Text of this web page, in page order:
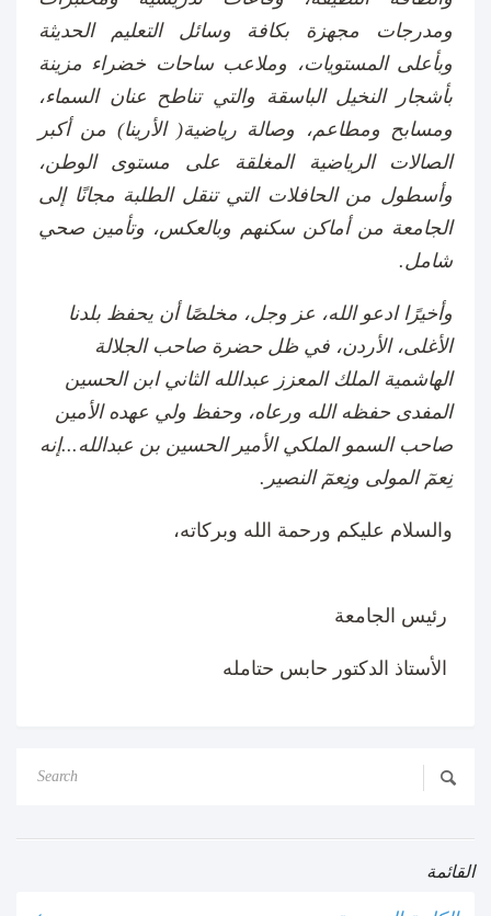
ومدرجات مجهزة بكافة وسائل التعليم الحديثة
وبأعلى المستويات، وملاعب ساحات خضراء مزينة
بأشجار النخيل الباسقة والتي تناطح عنان السماء،
ومسابح ومطاعم، وصالة رياضية( الأرينا) من أكبر
الصالات الرياضية المغلقة على مستوى الوطن،
وأسطول من الحافلات التي تنقل الطلبة مجانًا إلى
الجامعة من أماكن سكنهم وبالعكس، وتأمين صحي
شامل.
وأخيرًا ادعو الله، عز وجل، مخلصًا أن يحفظ بلدنا
الأغلى، الأردن، في ظل حضرة صاحب الجلالة
الهاشمية الملك المعزز عبدالله الثاني ابن الحسين
المفدى حفظه الله ورعاه، وحفظ ولي عهده الأمين
صاحب السمو الملكي الأمير الحسين بن عبدالله...إنه
نِعمٓ المولى ونِعمٓ النصير.
والسلام عليكم ورحمة الله وبركاته،
رئيس الجامعة
الأستاذ الدكتور حابس حتامله
القائمة